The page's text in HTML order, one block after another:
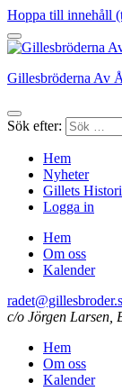
Hoppa till innehåll
Gillesbröderna Av
Sök efter:
Hem
Nyheter
Gillets
Logga in
Hem
Om oss
Kalender
c/o Jörgen Larsen,
Hem
Om oss
Kalender